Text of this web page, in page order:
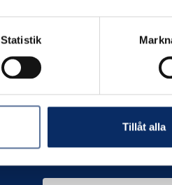
Statistik
Tillåt alla